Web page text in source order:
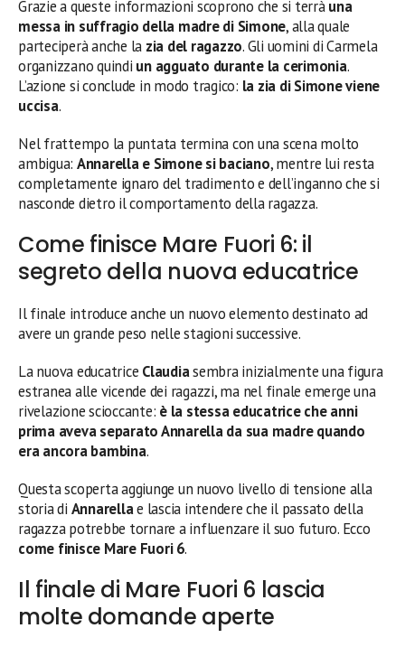
Grazie a queste informazioni scoprono che si terràuna
messa in suffragio della madre di Simone, alla quale
parteciperà anche la zia del ragazzo. Gli uomini di Carmela
organizzano quindi un agguato durante la cerimonia.
L’azione si conclude in modo tragico: la zia di Simone viene
uccisa.
Nel frattempo la puntata termina con una scena molto
ambigua: Annarella e Simone si baciano, mentre lui resta
completamente ignaro del tradimento e dell’inganno che si
nasconde dietro il comportamento della ragazza.
Come finisce Mare Fuori 6: il
segreto della nuova educatrice
Il finale introduce anche un nuovo elemento destinato ad
avere un grande peso nelle stagioni successive.
La nuova educatrice Claudiasembra inizialmente una figura
estranea alle vicende dei ragazzi, ma nel finale emerge una
rivelazione scioccante: è la stessa educatrice che anni
prima aveva separato Annarella da sua madre quando
era ancora bambina.
Questa scoperta aggiunge un nuovo livello di tensione alla
storia di Annarellae lascia intendere che il passato della
ragazza potrebbe tornare a influenzare il suo futuro. Ecco
come finisce Mare Fuori 6.
Il finale di Mare Fuori 6 lascia
molte domande aperte